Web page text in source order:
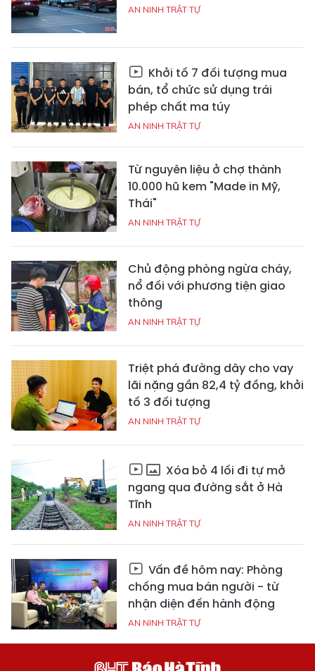
AN NINH TRẬT TỰ
Khởi tố 7 đối tượng mua
bán, tổ chức sử dụng trái
phép chất ma túy
AN NINH TRẬT TỰ
Từ nguyên liệu ở chợ thành
10.000 hũ kem "Made in Mỹ,
Thái"
AN NINH TRẬT TỰ
Chủ động phòng ngừa cháy,
nổ đối với phương tiện giao
thông
AN NINH TRẬT TỰ
Triệt phá đường dây cho vay
lãi nặng gần 82,4 tỷ đồng, khởi
tố 3 đối tượng
AN NINH TRẬT TỰ
Xóa bỏ 4 lối đi tự mở
ngang qua đường sắt ở Hà
Tĩnh
AN NINH TRẬT TỰ
Vấn đề hôm nay: Phòng
chống mua bán người - từ
nhận diện đến hành động
AN NINH TRẬT TỰ